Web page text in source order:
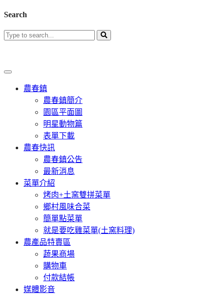
Search
農春鎮
農春鎮簡介
園區平面圖
明星動物篇
表單下載
農春快訊
農春鎮公告
最新消息
菜單介紹
烤肉+土窯雙拼菜單
鄉村風味合菜
簡單點菜單
就是要吃雞菜單(土窯料理)
農產品特賣區
蔬果商場
購物車
付款結帳
媒體影音